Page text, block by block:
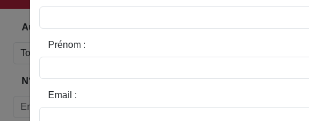
Auteur : Rubrique :
N° Indice / Revue : Classer par :
Prénom :
Email :